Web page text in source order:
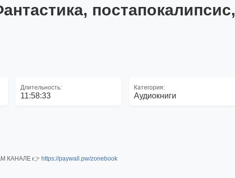
постапокалипсис,
Длительность:
11:58:33
Категория:
Аудиокниги
КАНАЛЕ 👉 https://paywall.pw/zonebook